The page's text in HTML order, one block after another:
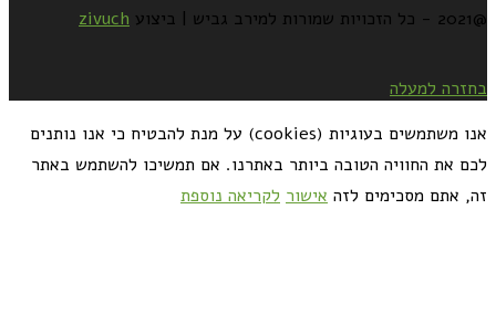
@2021 - כל הזכויות שמורות למירב גביש | ביצוע zivuch
בחזרה למעלה
אנו משתמשים בעוגיות (cookies) על מנת להבטיח כי אנו נותנים
לכם את החוויה הטובה ביותר באתרנו. אם תמשיכו להשתמש באתר
זה, אתם מסכימים לזה אישור לקריאה נוספת